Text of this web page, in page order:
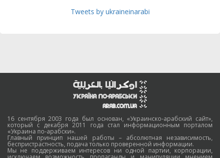
Tweets by ukraineinarabi
16 сентября 2003 года был основан, «Украинско-арабский сайт»,
который с декабря 2011 года стал информационным порталом
«Украина по-арабски».
Главный принцип нашей работы – абсолютная независимость,
беспристрастность, подача только проверенной информации.
Мы не поддерживаем интересов ни одной партии, корпорации,